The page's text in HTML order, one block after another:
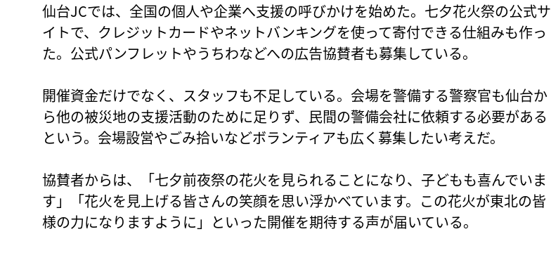
仙台JCでは、全国の個人や企業へ支援の呼びかけを始めた。七夕花火祭の公式サ
イトで、クレジットカードやネットバンキングを使って寄付できる仕組みも作っ
た。公式パンフレットやうちわなどへの広告協賛者も募集している。
開催資金だけでなく、スタッフも不足している。会場を警備する警察官も仙台か
ら他の被災地の支援活動のために足りず、民間の警備会社に依頼する必要がある
という。会場設営やごみ拾いなどボランティアも広く募集したい考えだ。
協賛者からは、「七夕前夜祭の花火を見られることになり、子どもも喜んでいま
す」「花火を見上げる皆さんの笑顔を思い浮かべています。この花火が東北の皆
様の力になりますように」といった開催を期待する声が届いている。